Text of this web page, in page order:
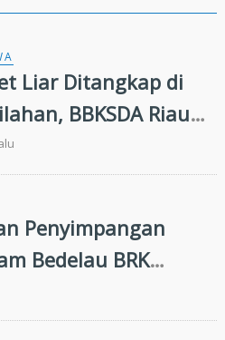
Liar Ditangkap di
BBKSDA Riau
Identifikasi
Penyimpangan
Bedelau BRK
LSM Minta Kejati
Direksi